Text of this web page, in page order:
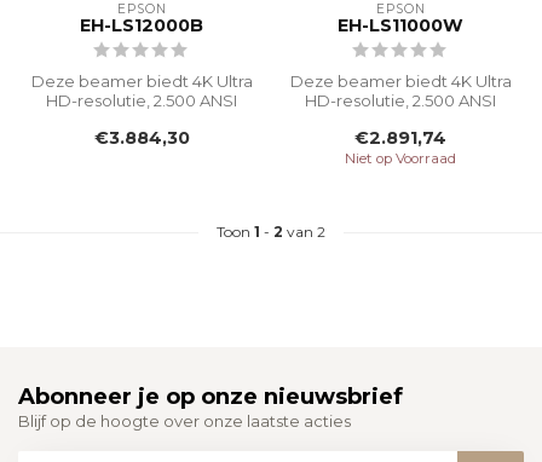
EPSON
EH-LS12000B
Deze beamer biedt 4K Ultra
HD-resolutie, 2.500 ANSI
van ...
€3.884,30
EPSON
EH-LS11000W
Deze beamer biedt 4K Ultra
HD-resolutie, 2.500 ANSI
van ...
€2.891,74
Niet op Voorraad
Toon 1 - 2 van 2
Abonneer je op onze nieuwsbrief
Blijf op de hoogte over onze laatste acties